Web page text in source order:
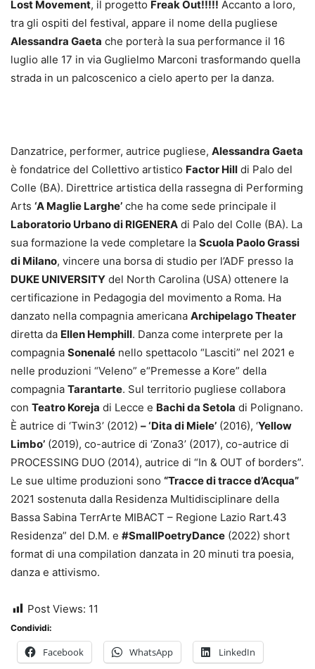
Lost Movement, il progetto Freak Out!!!!! Accanto a loro,
tra gli ospiti del festival, appare il nome della pugliese
Alessandra Gaeta che porterà la sua performance il 16
luglio alle 17 in via Guglielmo Marconi trasformando quella
strada in un palcoscenico a cielo aperto per la danza.
Danzatrice, performer, autrice pugliese, Alessandra Gaeta
è fondatrice del Collettivo artistico Factor Hill di Palo del
Colle (BA). Direttrice artistica della rassegna di Performing
Arts ‘A Maglie Larghe’ che ha come sede principale il
Laboratorio Urbano di RIGENERA di Palo del Colle (BA). La
sua formazione la vede completare la Scuola Paolo Grassi
di Milano, vincere una borsa di studio per l’ADF presso la
DUKE UNIVERSITY del North Carolina (USA) ottenere la
certificazione in Pedagogia del movimento a Roma. Ha
danzato nella compagnia americana Archipelago Theater
diretta da Ellen Hemphill. Danza come interprete per la
compagnia Sonenalé nello spettacolo “Lasciti” nel 2021 e
nelle produzioni “Veleno” e“Premesse a Kore” della
compagnia Tarantarte. Sul territorio pugliese collabora
con Teatro Koreja di Lecce e Bachi da Setola di Polignano.
È autrice di ‘Twin3’ (2012) – ‘Dita di Miele’ (2016), ‘Yellow
Limbo’ (2019), co-autrice di ‘Zona3’ (2017), co-autrice di
PROCESSING DUO (2014), autrice di “In & OUT of borders”.
Le sue ultime produzioni sono “Tracce di tracce d’Acqua”
2021 sostenuta dalla Residenza Multidisciplinare della
Bassa Sabina TerrArte MIBACT – Regione Lazio Rart.43
Residenza” del D.M. e #SmallPoetryDance (2022) short
format di una compilation danzata in 20 minuti tra poesia,
danza e attivismo.
Post Views: 11
Condividi:
Facebook WhatsApp LinkedIn